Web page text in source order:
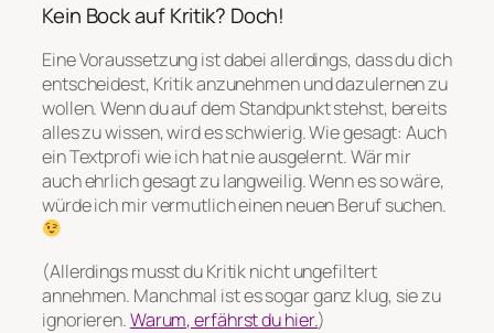
Kein Bock auf Kritik? Doch!
Eine Voraussetzung ist dabei allerdings, dass du dich
entscheidest, Kritik anzunehmen und dazulernen zu
wollen. Wenn du auf dem Standpunkt stehst, bereits
alles zu wissen, wird es schwierig. Wie gesagt: Auch
ein Textprofi wie ich hat nie ausgelernt. Wär mir
auch ehrlich gesagt zu langweilig. Wenn es so wäre,
würde ich mir vermutlich einen neuen Beruf suchen.
(Allerdings musst du Kritik nicht ungefiltert
annehmen. Manchmal ist es sogar ganz klug, sie zu
ignorieren.Warum, erfährst du hier.)